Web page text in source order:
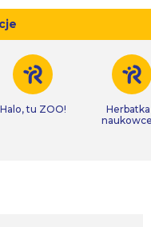
Halo, tu ZOO!